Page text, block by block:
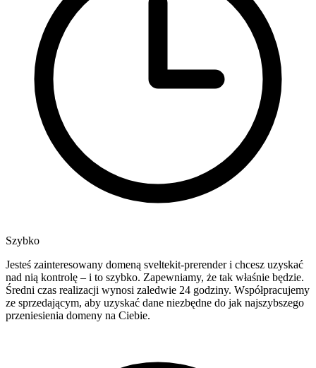
Szybko
Jesteś zainteresowany domeną sveltekit-prerender i chcesz uzyskać
nad nią kontrolę – i to szybko. Zapewniamy, że tak właśnie będzie.
Średni czas realizacji wynosi zaledwie 24 godziny. Współpracujemy
ze sprzedającym, aby uzyskać dane niezbędne do jak najszybszego
przeniesienia domeny na Ciebie.